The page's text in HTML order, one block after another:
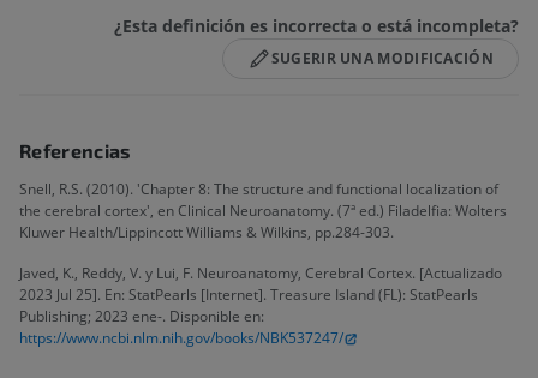
¿Esta definición es incorrecta o está incompleta?
SUGERIR UNA MODIFICACIÓN
Referencias
Snell, R.S. (2010). 'Chapter 8: The structure and functional localization of
the cerebral cortex', en Clinical Neuroanatomy. (7ª ed.) Filadelfia: Wolters
Kluwer Health/Lippincott Williams & Wilkins, pp.284-303.
Javed, K., Reddy, V. y Lui, F. Neuroanatomy, Cerebral Cortex. [Actualizado
2023 Jul 25]. En: StatPearls [Internet]. Treasure Island (FL): StatPearls
Publishing; 2023 ene-. Disponible en:
https://www.ncbi.nlm.nih.gov/books/NBK537247/